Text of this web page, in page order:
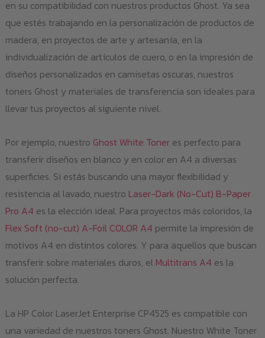
en su compatibilidad con nuestros productos Ghost. Ya sea
que estés trabajando en la personalización de productos de
madera, en proyectos de arte y artesanía, en la
individualización de artículos de cuero, o en la impresión de
diseños personalizados en camisetas oscuras, nuestros
toners Ghost y materiales de transferencia son ideales para
llevar tus proyectos al siguiente nivel.
Por ejemplo, nuestro Ghost White Toneres perfecto para
transferir diseños en blanco y en color en A4 a diversas
superficies. Si estás buscando una mayor flexibilidad y
resistencia al lavado, nuestro Laser-Dark (No-Cut) B-Paper
Pro A4 es la elección ideal. Para proyectos más coloridos, la
Flex Soft (no-cut) A-Foil COLOR A4 permite la impresión de
motivos A4 en distintos colores. Y para aquellos que buscan
transferir sobre materiales duros, el Multitrans A4 es la
solución perfecta.
La HP Color LaserJet Enterprise CP4525 es compatible con
una variedad de nuestros toners Ghost. Nuestro White Toner